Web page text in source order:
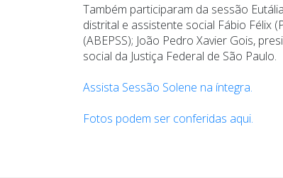
Também participaram da sessão
distrital e assistente social Fábio Félix
(ABEPSS); João Pedro Xavier Gois,
social da Justiça Federal de São Paulo.
Assista Sessão Solene na íntegra.
Fotos podem ser conferidas aqui.